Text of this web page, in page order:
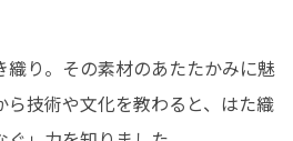
り。その素材のあたたかみに魅
ら技術や文化を教わると、はた織